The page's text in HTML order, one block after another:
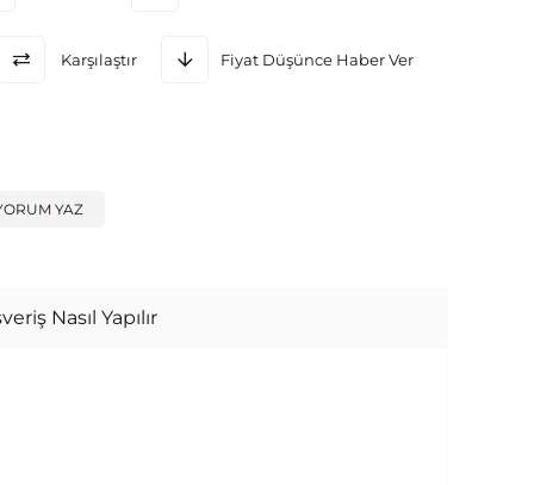
Karşılaştır Fiyat Düşünce Haber Ver
YAZ
Nasıl Yapılır